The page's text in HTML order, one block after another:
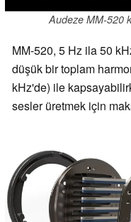
Audeze MM-520
MM-520, 5 Hz ila 50
düşük bir toplam
kHz'de) ile
sesler üretmek için